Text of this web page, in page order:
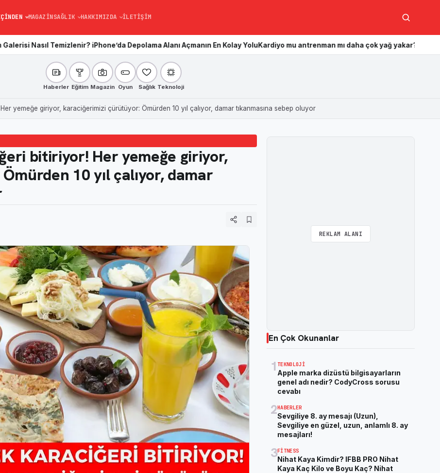
MAGAZINSAĞLIK HAKKIMIZDA İLETIŞIM Ara
Depolama Alanı Açmanın En Kolay YoluKardiyo mu antrenman mı daha çok yağ yakar? Hangisi daha etkili?Kas
Haberler Eğitim Magazin Oyun Sağlık Teknoloji
yemeğe giriyor, karaciğerimizi çürütüyor: Ömürden 10 yıl çalıyor, damar tıkanmasına sebep oluyor
bitiriyor! Her yemeğe giriyor,
10 yıl çalıyor, damar
REKLAM ALANI
En Çok Okunanlar
1 TEKNOLOJI
Apple marka dizüstü bilgisayarların
genel adı nedir? CodyCross sorusu
cevabı
2HABERLER
Sevgiliye 8. ay mesajı (Uzun),
Sevgiliye en güzel, uzun, anlamlı 8. ay
mesajları!
3FITNESS
Nihat Kaya Kimdir? IFBB PRO Nihat
Kaya Kaç Kilo ve Boyu Kaç? Nihat